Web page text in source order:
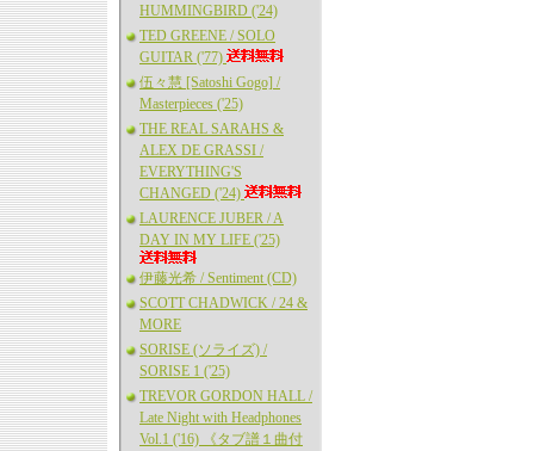
HUMMINGBIRD ('24)
TED GREENE / SOLO
GUITAR ('77)
伍々慧 [Satoshi Gogo] /
Masterpieces ('25)
THE REAL SARAHS &
ALEX DE GRASSI /
EVERYTHING'S
CHANGED ('24)
LAURENCE JUBER / A
DAY IN MY LIFE ('25)
伊藤光希 / Sentiment (CD)
SCOTT CHADWICK / 24 &
MORE
SORISE (ソライズ) /
SORISE 1 ('25)
TREVOR GORDON HALL /
Late Night with Headphones
Vol.1 ('16) 《タブ譜１曲付